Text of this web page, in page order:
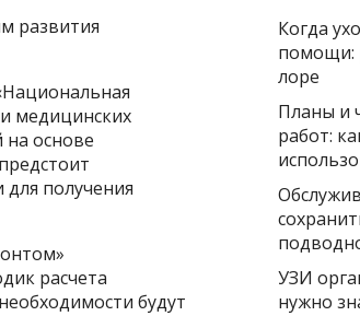
развития
медицинских
основе
получения
расчета
будут
Когда
помощи:
лоре
Планы и
работ:
УЗИ
нужно